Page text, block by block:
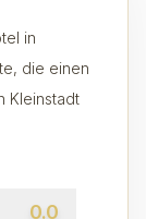
in
die einen
Kleinstadt
0.0